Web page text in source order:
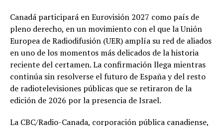
Canadá participará en Eurovisión 2027 como país de
pleno derecho, en un movimiento con el que la Unión
Europea de Radiodifusión (UER) amplía su red de aliados
en uno de los momentos más delicados de la historia
reciente del certamen. La confirmación llega mientras
continúa sin resolverse el futuro de España y del resto
de radiotelevisiones públicas que se retiraron de la
edición de 2026 por la presencia de Israel.
La CBC/Radio-Canada, corporación pública canadiense,